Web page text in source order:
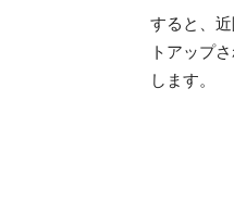
すると、
トアップ
します。